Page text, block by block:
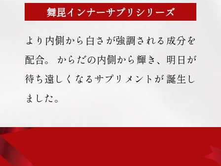
舞昆インナーサプリシリーズ
より内側から白さが強調される成分を
配合。
からだの内側から輝き、明日が
待ち遠しくなるサプリメントが 誕生し
ました。